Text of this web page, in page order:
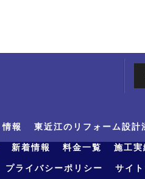
報
東近江のリフォーム設
新着情報 料金一覧 施工実
プライバシーポリシー サイ